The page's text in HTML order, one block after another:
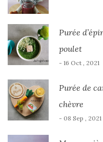
Purée
poulet
- 16 Oct , 2021
Purée de
chèvre
- 08 Sep , 2021